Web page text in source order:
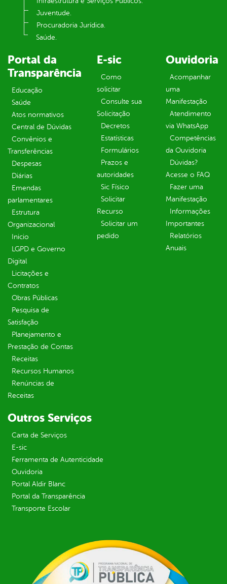
Juventude.
Procuradoria Jurídica.
Saúde.
Portal da
Transparência
Educação
Saúde
Atos normativos
Central de Dúvidas
Convênios e
Transferências
Despesas
Diárias
Emendas
parlamentares
Estrutura
Organizacional
Inicio
LGPD e Governo
Digital
Licitações e
Contratos
Obras Públicas
Pesquisa de
Satisfação
Planejamento e
Prestação de Contas
Receitas
Recursos Humanos
Renúncias de
Receitas
E-sic
Como
solicitar
Consulte sua
Solicitação
Decretos
Estatísticas
Formulários
Prazos e
autoridades
Sic Físico
Solicitar
Recurso
Solicitar um
pedido
Ouvidoria
Acompanhar
uma
Manifestação
Atendimento
via WhatsApp
Competências
da Ouvidoria
Dúvidas?
Acesse o FAQ
Fazer uma
Manifestação
Informações
Importantes
Relatórios
Anuais
Outros Serviços
Carta de Serviços
E-sic
Ferramenta de Autenticidade
Ouvidoria
Portal Aldir Blanc
Portal da Transparência
Transporte Escolar